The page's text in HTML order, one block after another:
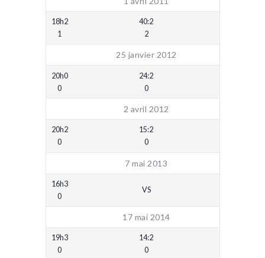
18h2
1
40:2
2
25 janvier 2012
20h0
0
24:2
0
2 avril 2012
20h2
0
15:2
0
7 mai 2013
16h3
0
VS
17 mai 2014
19h3
0
14:2
0